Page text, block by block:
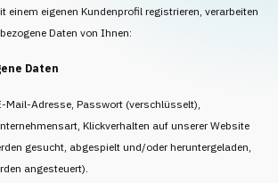
einem eigenen Kundenprofil registrieren, verarbeiten
Daten von Ihnen:
Daten
Mail-Adresse, Passwort (verschlüsselt),
Klickverhalten auf unserer Website
gesucht, abgespielt und/oder heruntergeladen,
angesteuert).